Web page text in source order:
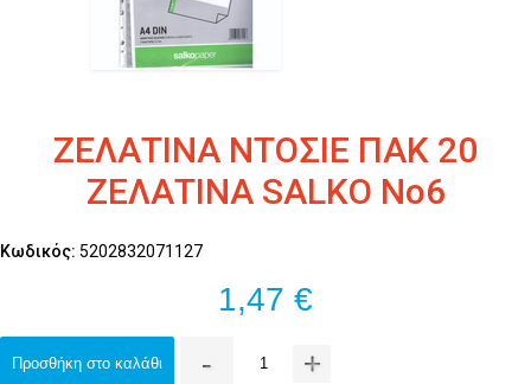
ΖΕΛΑΤΙΝΑ ΝΤΟΣΙΕ ΠΑΚ 20
ΖΕΛΑΤΙΝΑ SALKO No6
Κωδικός: 5202832071127
1,47 €
Προσθήκη στο καλάθι - +